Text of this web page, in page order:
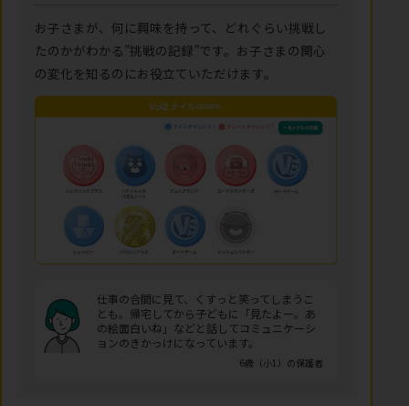
お子さまが、何に興味を持って、どれぐらい挑戦し
たのかがわかる”挑戦の記録”です。お子さまの関心
の変化を知るのにお役立ていただけます。
仕事の合間に見て、くすっと笑ってしまうこ
とも。帰宅してから子どもに「見たよー。あ
の絵面白いね」などと話してコミュニケーシ
ョンのきかっけになっています。
6歳（小1）の保護者